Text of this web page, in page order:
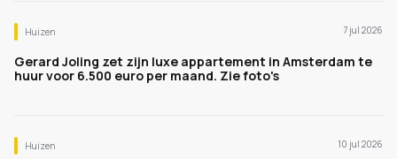
Huizen 7 jul 2026
Gerard Joling zet zijn luxe appartement in Amsterdam te
huur voor 6.500 euro per maand. Zie foto's
Huizen 10 jul 2026